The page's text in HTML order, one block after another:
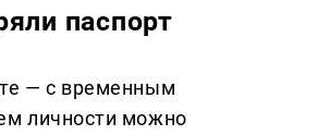
паспорт
— с временным
личности можно